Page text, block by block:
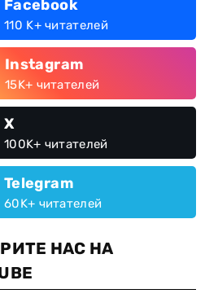
Facebook
110 K+ читателей
Instagram
15K+ читателей
X
100K+ читателей
Telegram
60K+ читателей
НАС НА